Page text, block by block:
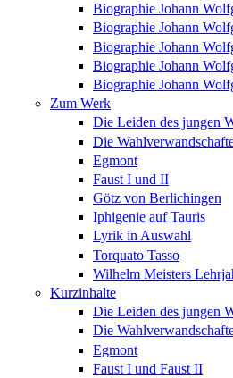
Biographie Johann
Biographie Johann
Biographie Johann
Biographie Johann
Biographie Johann
Zum Werk
Die Leiden des jungen
Die
Egmont
Faust I und II
Götz von Berlichingen
Iphigenie auf Tauris
Lyrik in Auswahl
Torquato Tasso
Wilhelm Meisters
Kurzinhalte
Die Leiden des jungen
Die
Egmont
Faust I und Faust II